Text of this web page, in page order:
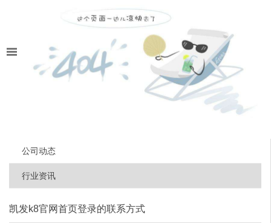
公司动态
行业资讯
凯发k8官网首页登录的联系方式